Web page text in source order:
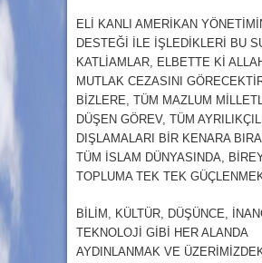
ELİ KANLI AMERİKAN
DESTEĞİ İLE İŞLEDİKLERİ BU
KATLİAMLAR, ELBETTE Kİ
MUTLAK CEZASINI
BİZLERE, TÜM MAZLUM
DÜŞEN GÖREV, TÜM
DIŞLAMALARI BİR KENARA
TÜM İSLAM DÜNYASINDA,
TOPLUMA TEK TEK
BİLİM, KÜLTÜR, DÜŞÜNCE,
TEKNOLOJİ GİBİ HER ALANDA
AYDINLANMAK VE